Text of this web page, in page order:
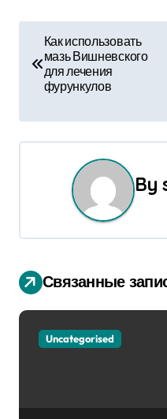
и
ц
и
я
п
Как использовать
мазь Вишневского
для лечения
фурункулов
By
Связанные
Uncategorised